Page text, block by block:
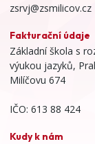
zsrvj@zsmilicov.cz
Fakturační údaje
Základní škola s
výukou jazyků,
Milíčovu 674
IČO: 613 88 424
Kudy k nám